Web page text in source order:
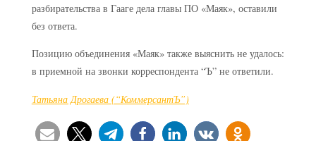
разбирательства в Гааге дела главы ПО «Маяк», оставили
без ответа.
Позицию объединения «Маяк» также выяснить не удалось:
в приемной на звонки корреспондента “Ъ” не ответили.
Татьяна Дрогаева (“КоммерсантЪ”)